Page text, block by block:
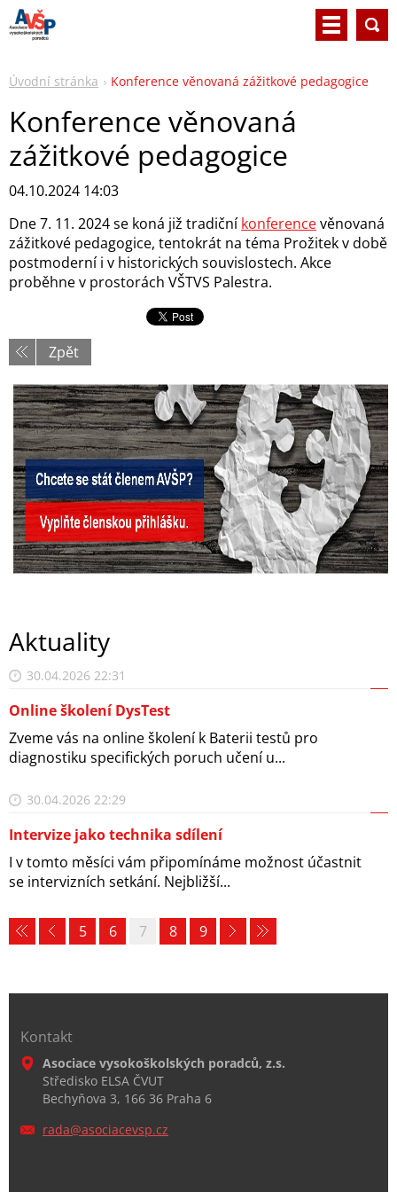
Úvodní stránka Konference věnovaná zážitkové pedagogice
Konference věnovaná
zážitkové pedagogice
04.10.2024 14:03
Dne 7. 11. 2024 se koná již tradičníkonferencevěnovaná
zážitkové pedagogice, tentokrát na téma Prožitek v době
postmoderní i v historických souvislostech. Akce
proběhne v prostorách VŠTVS Palestra.
Zpět
Aktuality
30.04.2026 22:31
Online školení DysTest
Zveme vás na online školení k Baterii testů pro
diagnostiku specifických poruch učení u...
30.04.2026 22:29
Intervize jako technika sdílení
I v tomto měsíci vám připomínáme možnost účastnit
se intervizních setkání. Nejbližší...
5 6 7 8 9
Kontakt
Asociace vysokoškolských poradců, z.s.
Středisko ELSA ČVUT
Bechyňova 3, 166 36 Praha 6
rada@asociacevsp.cz